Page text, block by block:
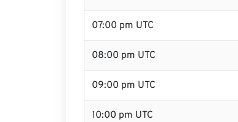
07:00 pm UTC
08:00 pm UTC
09:00 pm UTC
10:00 pm UTC